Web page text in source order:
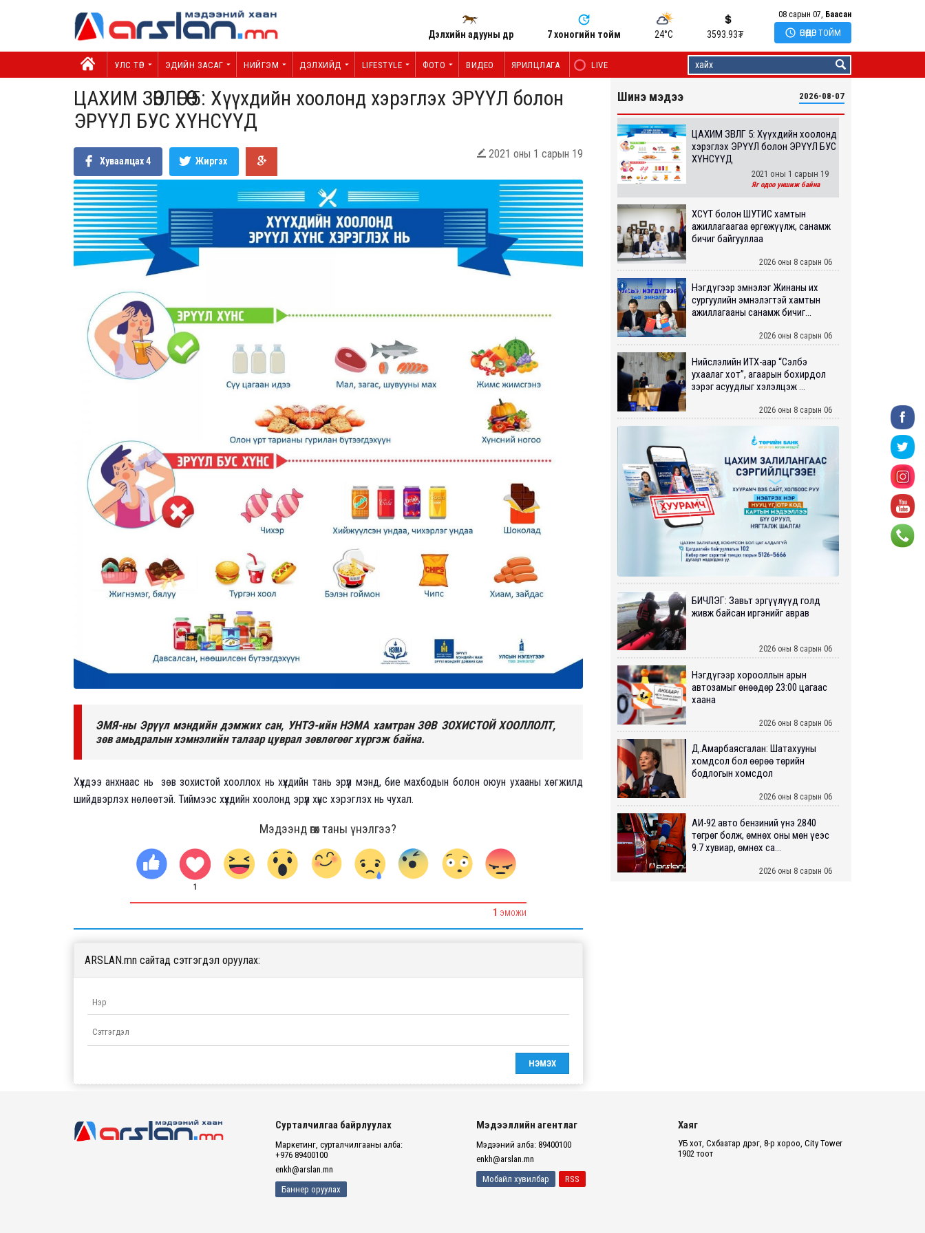
Дэлхийн адууны өдөр 7 хоногийн тойм 24°C 3593.93₮
08 сарын 07, Баасан
 ӨНӨӨДӨР ТОЙМ
УЛС ТӨР ЭДИЙН ЗАСАГ НИЙГЭМ ДЭЛХИЙД LIFESTYLE ФОТО ВИДЕО ЯРИЛЦЛАГА LIVE
ЦАХИМ ЗӨВЛӨГӨӨ 5: Хүүхдийн хоолонд хэрэглэх ЭРҮҮЛ болон
ЭРҮҮЛ БУС ХҮНСҮҮД
Хуваалцах4 Жиргэх
 2021 оны 1 сарын 19
ЭМЯ-ны Эрүүл мэндийн дэмжих сан, УНТЭ-ийн НЭМА хамтран ЗӨВ ЗОХИСТОЙ ХООЛЛОЛТ,
зөв амьдралын хэмнэлийн талаар цуврал зөвлөгөөг хүргэж байна.
Хүүхдээ анхнаас нь зөв зохистой хооллох нь хүүхдийн тань эрүүл мэнд, бие махбодын болон оюун ухааны хөгжилд
шийдвэрлэх нөлөөтэй. Тиймээс хүүхдийн хоолонд эрүүл хүнс хэрэглэх нь чухал.
Мэдээнд өгөх таны үнэлгээ?
1
1 ЭМОЖИ
ARSLAN.mn сайтад сэтгэгдэл оруулах:
Шинэ мэдээ 2026-08-07
ЦАХИМ ЗӨВЛӨГӨӨ 5: Хүүхдийн хоолонд
хэрэглэх ЭРҮҮЛ болон ЭРҮҮЛ БУС
ХҮНСҮҮД
2021 оны 1 сарын 19
Яг одоо уншиж байна
ХӨСҮТ болон ШУТИС хамтын
ажиллагаагаа өргөжүүлж, санамж
бичиг байгууллаа
2026 оны 8 сарын 06
Нэгдүгээр эмнэлэг Жинаны их
сургуулийн эмнэлэгтэй хамтын
ажиллагааны санамж бичиг...
2026 оны 8 сарын 06
Нийслэлийн ИТХ-аар “Сэлбэ
ухаалаг хот”, агаарын бохирдол
зэрэг асуудлыг хэлэлцэж ...
2026 оны 8 сарын 06
БИЧЛЭГ: Завьт эргүүлүүд голд
живж байсан иргэнийг аврав
2026 оны 8 сарын 06
Нэгдүгээр хорооллын арын
автозамыг өнөөдөр 23:00 цагаас
хаана
2026 оны 8 сарын 06
Д.Амарбаясгалан: Шатахууны
хомдсол бол өөрөө төрийн
бодлогын хомсдол
2026 оны 8 сарын 06
АИ-92 авто бензиний үнэ 2840
төгрөг болж, өмнөх оны мөн үеэс
9.7 хувиар, өмнөх са...
2026 оны 8 сарын 06
авто замын барилгын ажлын нийт
гүйцэтгэл 74.5 хув...
Сурталчилгаа байрлуулах
Маркетинг, сурталчилгааны алба:
+976 89400100
enkh@arslan.mn
Баннер оруулах
Мэдээллийн агентлаг
Мэдээний алба: 89400100
enkh@arslan.mn
Мобайл хувилбар
RSS
Хаяг
УБ хот, Сүхбаатар дүүрэг, 8-р хороо, City Tower
1902 тоот